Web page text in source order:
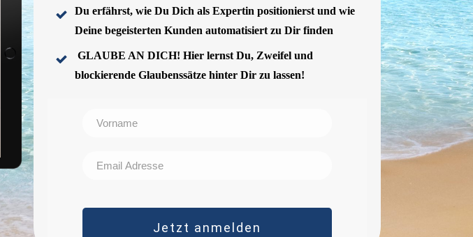
Du erfährst, wie Du Dich als Expertin positionierst und wie
Deine begeisterten Kunden automatisiert zu Dir finden
GLAUBE AN DICH! Hier lernst Du, Zweifel und
blockierende Glaubenssätze hinter Dir zu lassen!
Jetzt anmelden